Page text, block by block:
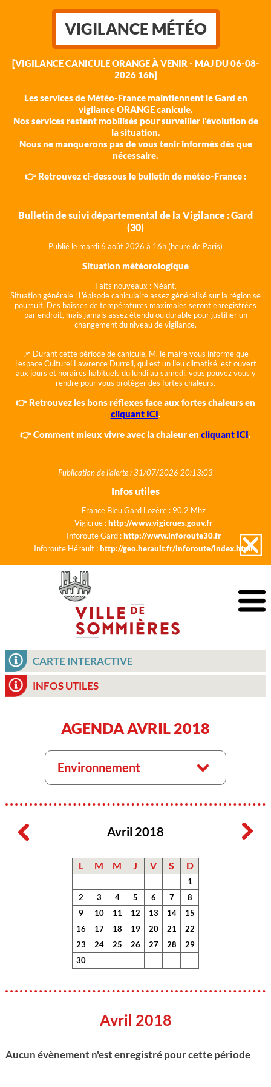
VIGILANCE MÉTÉO
[VIGILANCE CANICULE ORANGE À VENIR - MAJ DU 06-08-
2026 16h]
Les services de Météo-France maintiennent le Gard en
vigilance ORANGE canicule.
Nos services restent mobilisés pour surveiller l'évolution de
la situation.
Nous ne manquerons pas de vous tenir informés dès que
nécessaire.
👉 Retrouvez ci-dessous le bulletin de météo-France :
Bulletin de suivi départemental de la Vigilance : Gard
(30)
Publié le mardi 6 août 2026 à 16h (heure de Paris)
Situation météorologique
Faits nouveaux : Néant.
Situation générale : L'épisode caniculaire assez généralisé sur la région se
poursuit. Des baisses de températures maximales seront enregistrées
par endroit, mais jamais assez étendu ou durable pour justifier un
changement du niveau de vigilance.
📌 Durant cette période de canicule, M. le maire vous informe que
l'espace Culturel Lawrence Durrell, qui est un lieu climatisé, est ouvert
aux jours et horaires habituels du lundi au samedi, vous pouvez vous y
rendre pour vous protéger des fortes chaleurs.
👉 Retrouvez les bons réflexes face aux fortes chaleurs en
cliquant ICI.
👉 Comment mieux vivre avec la chaleur en cliquant ICI.
Publication de l'alerte : 31/07/2026 20:13:03
Infos utiles
France Bleu Gard Lozère : 90.2 Mhz
Vigicrue :http://www.vigicrues.gouv.fr
Inforoute Gard :http://www.inforoute30.fr
Inforoute Hérault :http://geo.herault.fr/inforoute/index.html
CARTE INTERACTIVE
INFOS UTILES
AGENDA AVRIL 2018
Environnement
Avril 2018
L M M J V S D
1
2
3 4 5 6 7
8
9
10 11 12 13 14
15
16
17 18 19 20 21
22
23
24 25 26 27 28
29
30
Avril 2018
Aucun évènement n'est enregistré pour cette période